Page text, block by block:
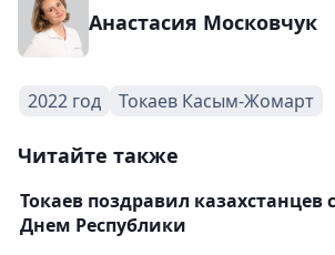
Анастасия Московчук
2022 год Токаев Касым-Жомарт
Читайте также
Токаев поздравил казахстанцев с
Днем Республики